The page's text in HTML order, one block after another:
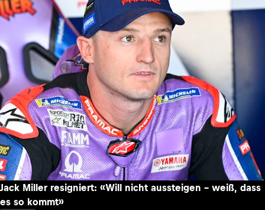
Jack Miller resigniert: «Will nicht aussteigen – weiß, dass
es so kommt»